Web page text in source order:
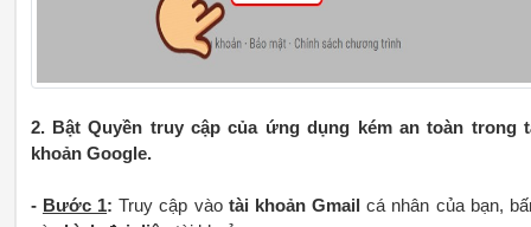
2. Bật Quyền truy cập của ứng dụng kém an toàn trong
khoản Google.
- Bước 1: Truy cập vào tài khoản Gmail
cá nhân của bạn,